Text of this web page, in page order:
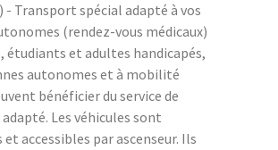
- Transport spécial adapté à vos
(rendez-vous médicaux)
étudiants et adultes handicapés,
autonomes et à mobilité
bénéficier du service de
Les véhicules sont
accessibles par ascenseur. Ils